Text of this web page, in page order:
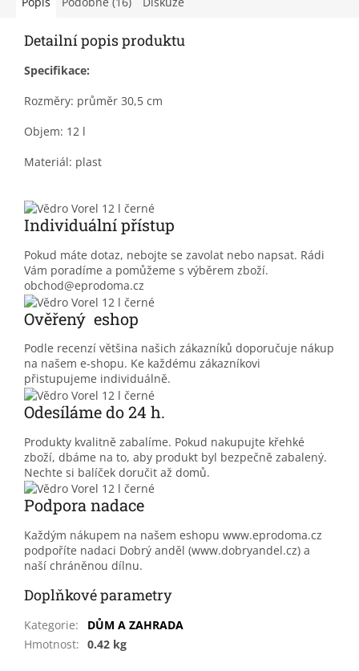
Detailní popis produktu
Specifikace:
Rozměry: průměr 30,5 cm
Objem: 12 l
Materiál: plast
Individuální přístup
Pokud máte dotaz, nebojte se zavolat nebo napsat. Rádi
Vám poradíme a pomůžeme s výběrem zboží.
obchod@eprodoma.cz
Ověřený eshop
Podle recenzí většina našich zákazníků doporučuje nákup
na našem e-shopu. Ke každému zákazníkovi
přistupujeme individuálně.
Odesíláme do 24 h.
Produkty kvalitně zabalíme. Pokud nakupujte křehké
zboží, dbáme na to, aby produkt byl bezpečně zabalený.
Nechte si balíček doručit až domů.
Podpora nadace
Každým nákupem na našem eshopu www.eprodoma.cz
podpoříte nadaci Dobrý anděl (www.dobryandel.cz) a
naší chráněnou dílnu.
Doplňkové parametry
Kategorie:
DŮM A ZAHRADA
Hmotnost: 0.42 kg